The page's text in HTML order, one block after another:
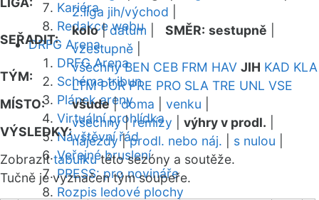
Kariéra
Redakce webu
DRFG Arena
DRFG Arena
Schéma tribun
Plánek areny
Virtuální prohlídka
Návštěvní řád
Veřejné bruslení
PRESS: pro novináře
Rozpis ledové plochy
2.liga jih/východ
SEŘADIT:
kolo|datum SMĚR: sestupně
vzestupně
TÝM:
všechny BEN CEB FRM HAV JIH KAD KLA
LTM POR PRE PRO SLA TRE UNL VSE
MÍSTO:
všude|doma venku
VÝSLEDKY:
všechny|remízy výhry v prodl.
nájezdy|prodl. nebo náj. s nulou
Zobrazittabulkutéto sezóny a soutěže.
Tučně je vyznačen tým soupeře.